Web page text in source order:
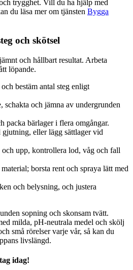
trygghet. Vill du ha hjälp med
du läsa mer om tjänsten Bygga
och skötsel
och hållbart resultat. Arbeta
löpande.
bestäm antal steg enligt
schakta och jämna av undergrunden
packa bärlager i flera omgångar.
eller lägg sättlager vid
upp, kontrollera lod, våg och fall
borsta rent och spraya lätt med
och belysning, och justera
sopning och skonsam tvätt.
milda, pH-neutrala medel och skölj
små rörelser varje vår, så kan du
livslängd.
idag!